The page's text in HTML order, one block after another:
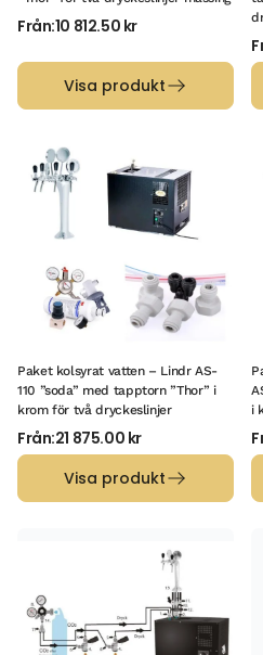
Från:10 812.50 kr
Visa produkt
Paket kolsyrat vatten – Lindr AS-
110 ”soda” med tapptorn ”Thor” i
krom för två dryckeslinjer
Från:21 875.00 kr
Visa produkt
i